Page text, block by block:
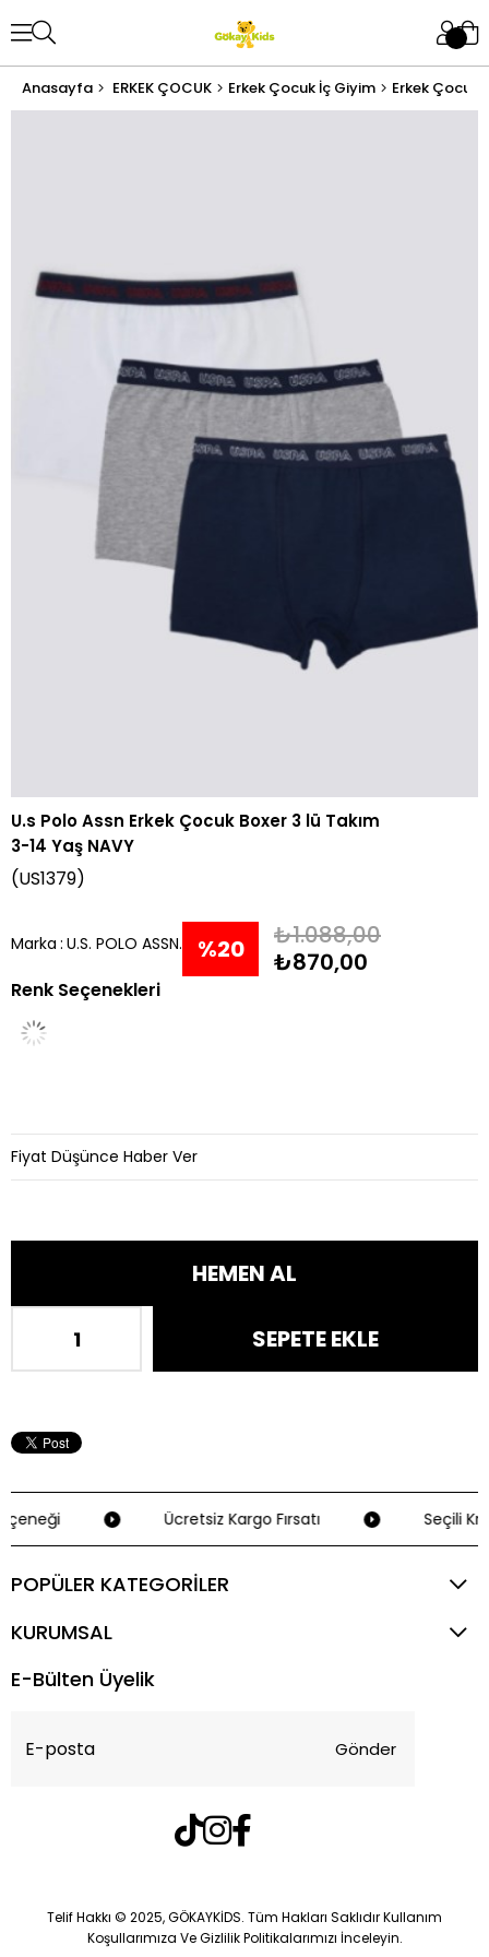
Anasayfa ERKEK ÇOCUK Erkek Çocuk İç Giyim Erkek Çocuk
U.s Polo Assn Erkek Çocuk Boxer 3 lü Takım
3-14 Yaş NAVY
(US1379)
Marka : U.S. POLO ASSN. %20
₺1.088,00
₺870,00
Renk Seçenekleri
Fiyat Düşünce Haber Ver
Ücretsiz Kargo Fırsatı Seçili
POPÜLER KATEGORİLER
KURUMSAL
E-Bülten Üyelik
Gönder
Telif Hakkı © 2025, GÖKAYKİDS. Tüm Hakları Saklıdır Kullanım
Koşullarımıza Ve Gizlilik Politikalarımızı İnceleyin.